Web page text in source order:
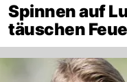
Spinnen auf
täuschen